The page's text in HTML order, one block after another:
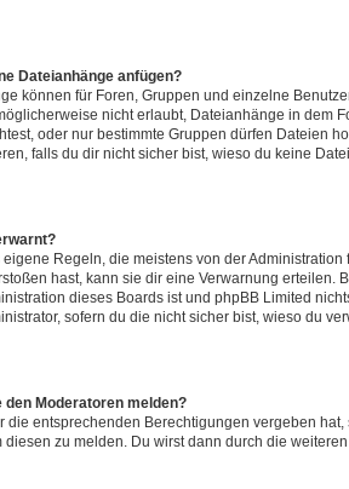
Dateianhänge anfügen?
können für Foren, Gruppen und einzelne
nicht erlaubt, Dateianhänge in dem
oder nur bestimmte Gruppen dürfen Dateien
falls du dir nicht sicher bist, wieso du keine
Regeln, die meistens von der
hast, kann sie dir eine Verwarnung erteilen.
dieses Boards ist und phpBB Limited
sofern du die nicht sicher bist, wieso du
den Moderatoren melden?
die entsprechenden Berechtigungen vergeben
diesen zu melden. Du wirst dann durch die